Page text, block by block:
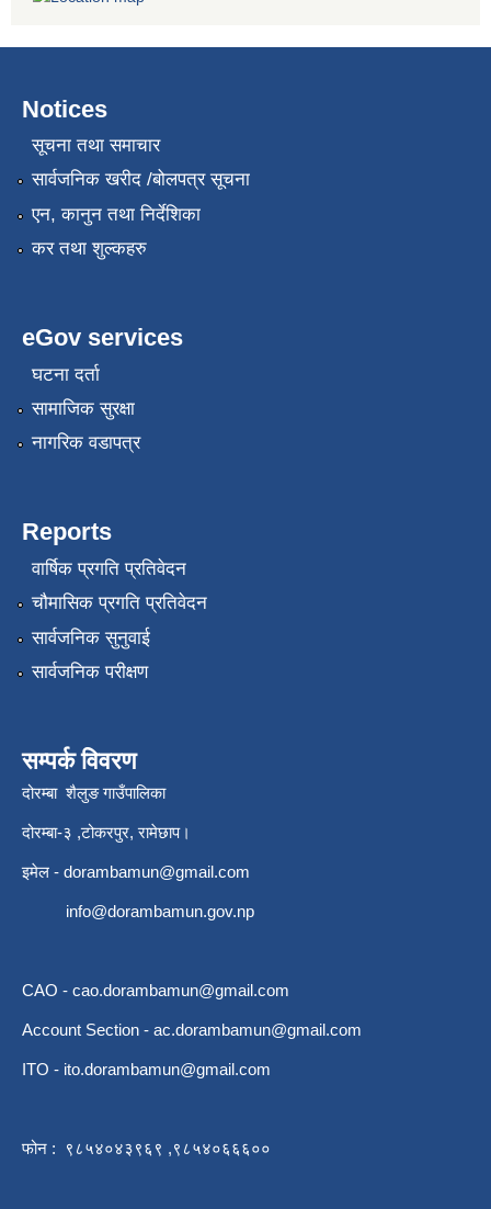
Notices
सूचना तथा समाचार
सार्वजनिक खरीद /बोलपत्र सूचना
एन, कानुन तथा निर्देशिका
कर तथा शुल्कहरु
eGov services
घटना दर्ता
सामाजिक सुरक्षा
नागरिक वडापत्र
Reports
वार्षिक प्रगति प्रतिवेदन
चौमासिक प्रगति प्रतिवेदन
सार्वजनिक सुनुवाई
सार्वजनिक परीक्षण
सम्पर्क विवरण
दोरम्बा शैलुङ गाउँपालिका
दोरम्बा-३ ,टोकरपुर, रामेछाप।
इमेल - dorambamun@gmail.com
info@dorambamun.gov.np
CAO - cao.dorambamun@gmail.com
Account Section - ac.dorambamun@gmail.com
ITO - ito.dorambamun@gmail.com
फोन : ९८५४०४३९६९ ,९८५४०६६६००